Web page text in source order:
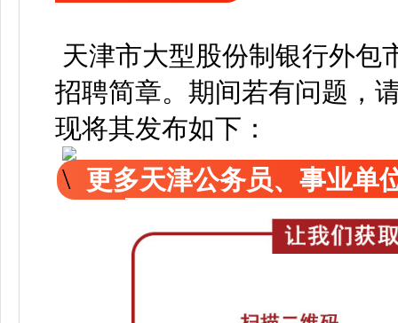
天津市大型股份制银行外包
招聘简章。 期间若有问题，
现将其发布如下：
更多天津公务员、事业单